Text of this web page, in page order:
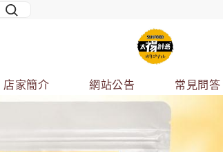
店家簡介 網站公告 常見問答